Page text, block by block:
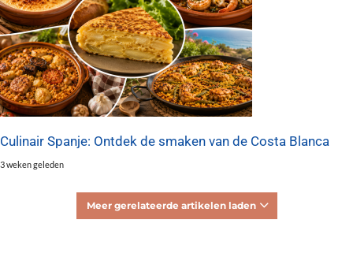
Culinair Spanje: Ontdek de smaken van de Costa Blanca
3 weken geleden
Meer gerelateerde artikelen laden